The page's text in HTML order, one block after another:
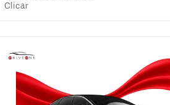
Clicar